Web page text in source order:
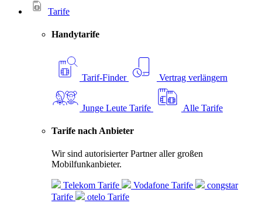
Tarife
Handytarife
Tarif-Finder Vertrag verlängern
Junge Leute Tarife Alle Tarife
Tarife nach Anbieter
Wir sind autorisierter Partner aller großen
Mobilfunkanbieter.
Telekom Tarife Vodafone Tarife
congstar
Tarife
otelo Tarife